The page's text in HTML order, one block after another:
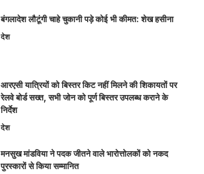
बंगलादेश लौटूंगी चाहे चुकानी पड़े कोई भी कीमत: शेख हसीना
देश
आरएसी यात्रियों को बिस्तर किट नहीं मिलने की शिकायतों पर
रेलवे बोर्ड सख्त, सभी जोन को पूर्ण बिस्तर उपलब्ध कराने के
निर्देश
देश
मनसुख मांडविया ने पदक जीतने वाले भारोत्तोलकों को नकद
पुरस्कारों से किया सम्मानित